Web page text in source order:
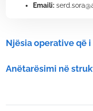
Emaili:
Njësia operative që
Anëtarësimi në